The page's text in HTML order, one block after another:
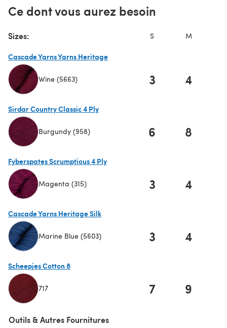
Ce dont vous aurez besoin
Sizes: S M
Cascade Yarns Yarns Heritage
Wine (5663) 3 4
Sirdar Country Classic 4 Ply
Burgundy (958) 6 8
Fyberspates Scrumptious 4 Ply
Magenta (315) 3 4
Cascade Yarns Heritage Silk
Marine Blue (5603) 3 4
Scheepjes Cotton 8
717 7 9
Outils & Autres Fournitures